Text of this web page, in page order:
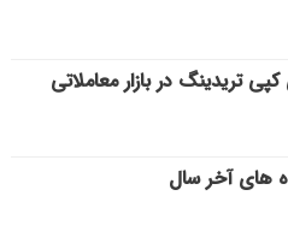
تریدینگ در بازار معاملاتی
های آخر سال